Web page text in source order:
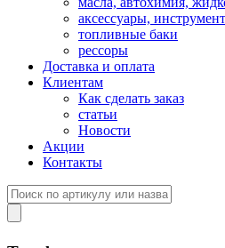
аксессуары,
топливные баки
рессоры
Доставка и оплата
Клиентам
Как сделать заказ
статьи
Новости
Акции
Контакты